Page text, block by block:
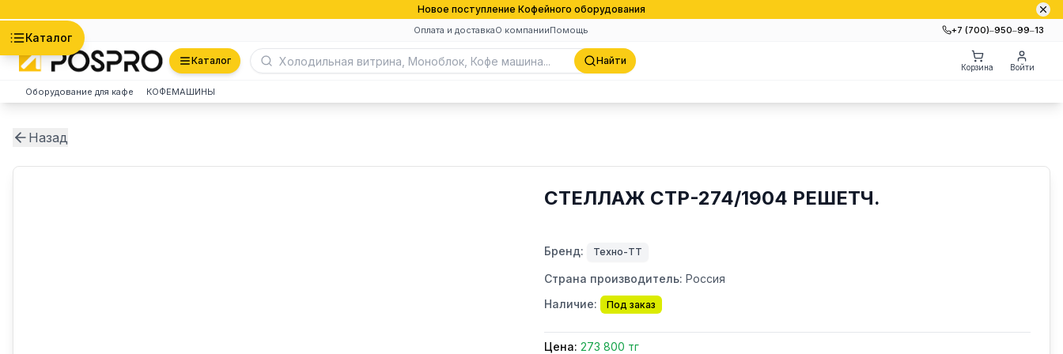
Новое поступление Кофейного оборудования
Оплата и доставкаО компанииПомощь +7 (700)‒950‒99‒13
Каталог
Каталог Найти
Корзина Войти
Оборудование для кафе КОФЕМАШИНЫ
Назад
СТЕЛЛАЖ СТР-274/1904 РЕШЕТЧ.
Бренд: Техно-ТТ
Страна производитель: Россия
Наличие:
Под заказ
Цена: 273 800 тг